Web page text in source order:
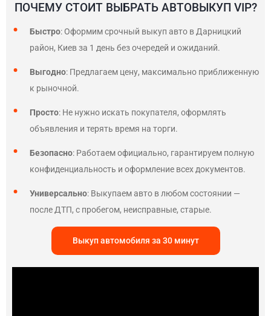
ПОЧЕМУ СТОИТ ВЫБРАТЬ АВТОВЫКУП VIP?
Быстро: Оформим срочный выкуп авто в Дарницкий
район, Киев за 1 день без очередей и ожиданий.
Выгодно: Предлагаем цену, максимально приближенную
к рыночной.
Просто: Не нужно искать покупателя, оформлять
объявления и терять время на торги.
Безопасно: Работаем официально, гарантируем полную
конфиденциальность и оформление всех документов.
Универсально: Выкупаем авто в любом состоянии —
после ДТП, с пробегом, неисправные, старые.
Выкуп автомобиля за 30 минут